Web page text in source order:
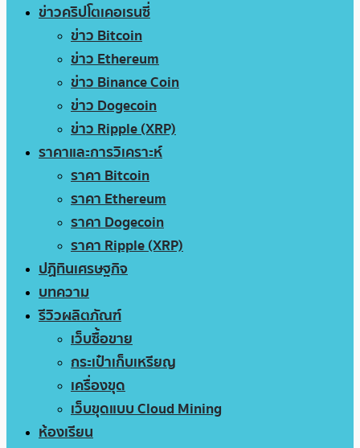
ข่าวคริปโตเคอเรนซี่
ข่าว Bitcoin
ข่าว Ethereum
ข่าว Binance Coin
ข่าว Dogecoin
ข่าว Ripple (XRP)
ราคาและการวิเคราะห์
ราคา Bitcoin
ราคา Ethereum
ราคา Dogecoin
ราคา Ripple (XRP)
ปฏิทินเศรษฐกิจ
บทความ
รีวิวผลิตภัณฑ์
เว็บซื้อขาย
กระเป๋าเก็บเหรียญ
เครื่องขุด
เว็บขุดแบบ Cloud Mining
ห้องเรียน